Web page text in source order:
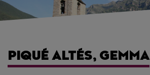
PIQUÉ ALTÉS, GEMMA